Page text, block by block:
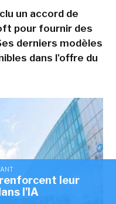
leur
l'IA
un accord de
pour fournir des
derniers modèles
dans l'offre du